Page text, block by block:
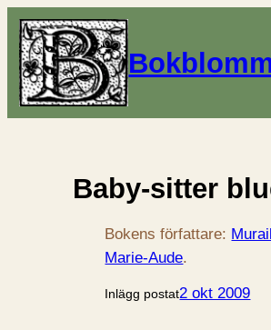
Baby-sitter
Bokens författare:
Marie-Aude.
Inlägg postat2 okt 2009